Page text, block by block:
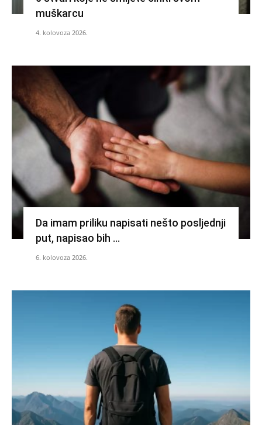
muškarcu
4. kolovoza 2026.
Da imam priliku napisati nešto posljednji
put, napisao bih …
6. kolovoza 2026.